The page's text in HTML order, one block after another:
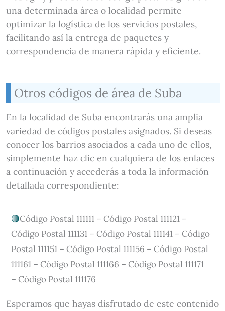
una determinada área o localidad permite
optimizar la logística de los servicios postales,
facilitando así la entrega de paquetes y
correspondencia de manera rápida y eficiente.
Otros códigos de área de Suba
En la localidad de Suba encontrarás una amplia
variedad de códigos postales asignados. Si deseas
conocer los barrios asociados a cada uno de ellos,
simplemente haz clic en cualquiera de los enlaces
a continuación y accederás a toda la información
detallada correspondiente:
Código Postal 111111 – Código Postal 111121 –
Código Postal 111131 – Código Postal 111141 – Código
Postal 111151 – Código Postal 111156 – Código Postal
111161 – Código Postal 111166 – Código Postal 111171
– Código Postal 111176
Esperamos que hayas disfrutado de este contenido